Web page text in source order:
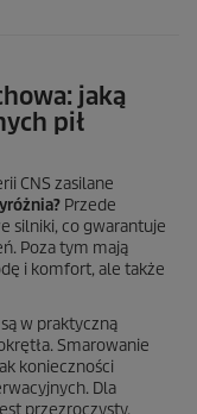
jaką
pił
CNS zasilane
Przede
silniki, co gwarantuje
Poza tym mają
i komfort, ale także
w praktyczną
Smarowanie
konieczności
Dla
przezroczysty.